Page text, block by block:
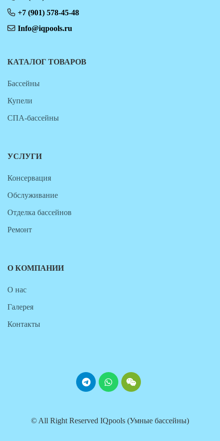
+7 (901) 578-45-48
Info@iqpools.ru
КАТАЛОГ ТОВАРОВ
Бассейны
Купели
СПА-бассейны
УСЛУГИ
Консервация
Обслуживание
Отделка бассейнов
Ремонт
О КОМПАНИИ
О нас
Галерея
Контакты
© All Right Reserved IQpools (Умные бассейны)